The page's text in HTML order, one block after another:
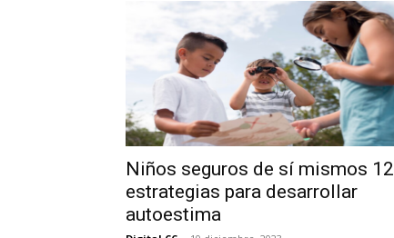
Niños seguros de sí mismos 12
estrategias para desarrollar
autoestima